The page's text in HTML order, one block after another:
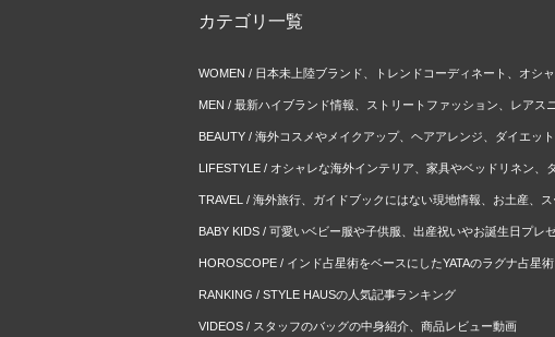
カテゴリ一覧
WOMEN / 日本未上陸ブランド、トレンドコーディネート、オシ
MEN / 最新ハイブランド情報、ストリートファッション、レアス
BEAUTY / 海外コスメやメイクアップ、ヘアアレンジ、ダイエット
LIFESTYLE / オシャレな海外インテリア、家具やベッドリネン、
TRAVEL / 海外旅行、ガイドブックにはない現地情報、お土産、ス
BABY KIDS / 可愛いベビー服や子供服、出産祝いやお誕生日プレ
HOROSCOPE / インド占星術をベースにしたYATAのラグナ占星術
RANKING / STYLE HAUSの人気記事ランキング
VIDEOS / スタッフのバッグの中身紹介、商品レビュー動画